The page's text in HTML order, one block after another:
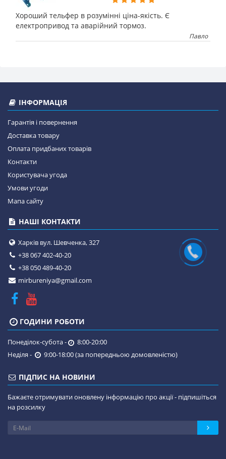
Хороший тельфер в розумінні ціна-якість. Є
електропривод та аварійний тормоз.
Павло
ІНФОРМАЦІЯ
Гарантія і повернення
Доставка товару
Оплата придбаних товарів
Контакти
Користувача угода
Умови угоди
Мапа сайту
НАШІ КОНТАКТИ
Харків вул. Шевченка, 327
+38 067 402-40-20
+38 050 489-40-20
mirbureniya@gmail.com
ГОДИНИ РОБОТИ
Понеділок-субота -
8:00-20:00
Неділя -
9:00-18:00 (за попередньою домовленістю)
ПІДПИС НА НОВИНИ
Бажаєте отримувати оновлену інформацію про акції - підпишіться
на розсилку